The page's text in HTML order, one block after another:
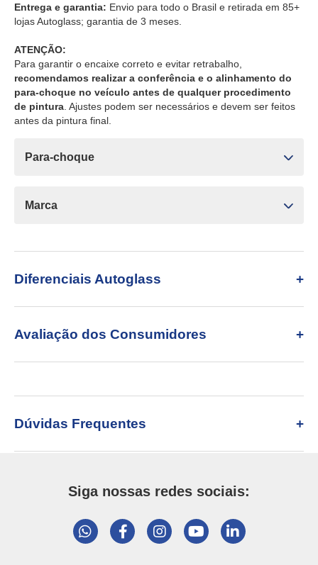
Entrega e garantia: Envio para todo o Brasil e retirada em 85+
lojas Autoglass; garantia de 3 meses.
ATENÇÃO:
Para garantir o encaixe correto e evitar retrabalho,
recomendamos realizar a conferência e o alinhamento do
para-choque no veículo antes de qualquer procedimento
de pintura . Ajustes podem ser necessários e devem ser feitos
antes da pintura final.
Para-choque
Marca
Diferenciais Autoglass
Avaliação dos Consumidores
Dúvidas Frequentes
Siga nossas redes sociais: